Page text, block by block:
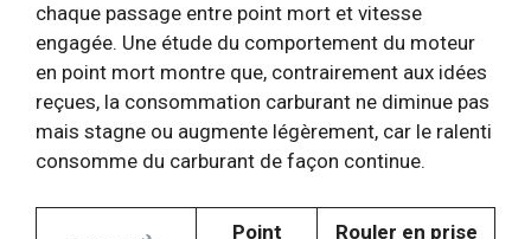
chaque passage entre point mort et vitesse
engagée. Une étude du comportement du moteur
en point mort montre que, contrairement aux idées
reçues, la consommation carburant ne diminue pas
mais stagne ou augmente légèrement, car le ralenti
consomme du carburant de façon continue.
Point
Rouler en prise